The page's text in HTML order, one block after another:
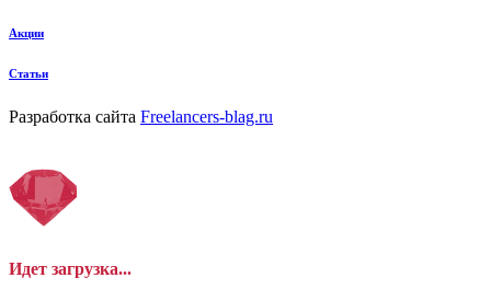
Акции
Статьи
Разработка сайта Freelancers-blag.ru
Идет загрузка...